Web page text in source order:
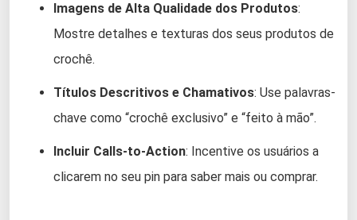
Imagens de Alta Qualidade dos Produtos:
Mostre detalhes e texturas dos seus produtos de
crochê.
Títulos Descritivos e Chamativos: Use palavras-
chave como “crochê exclusivo” e “feito à mão”.
Incluir Calls-to-Action: Incentive os usuários a
clicarem no seu pin para saber mais ou comprar.